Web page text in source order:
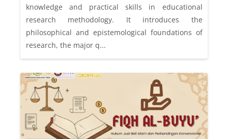
knowledge and practical skills in educational
research methodology. It introduces the
philosophical and epistemological foundations of
research, the major q...